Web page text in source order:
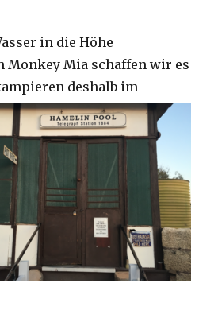
in die Höhe
Monkey Mia schaffen wir es
deshalb im